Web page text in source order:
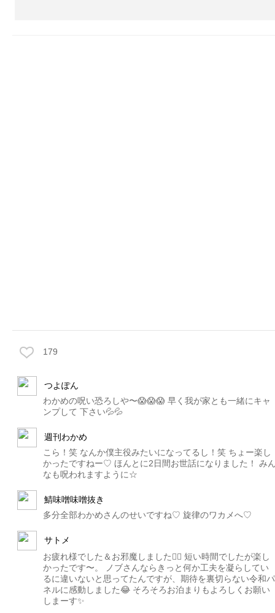
179
つよぽん
わかめの呪い恐ろしや〜😱😱😱 早く我が家とも一緒にキャ
ンプして 下さい💦💦
週刊わかめ
こら！笑 なんか僕主役みたいになってるし！笑 ちょー楽し
かったですねー♡ ほんとに2日間お世話になりました！ み
なも呪われますように☆
鯖味噌味噌抜き
多分全部わかめさんのせいですね♡ 旋律のワカメへ♡
サトメ
お疲れ様でした＆お邪魔しました🙇‍♀️ 短い時間でしたが楽し
かったです〜。 ノブさんならきっと何か工夫を凝らしてい
るに違いないと思ってたんですが、期待を裏切らない令和パ
ネルに感動しました😂 そろそろお泊まりもよろしくお願い
しまーす✨